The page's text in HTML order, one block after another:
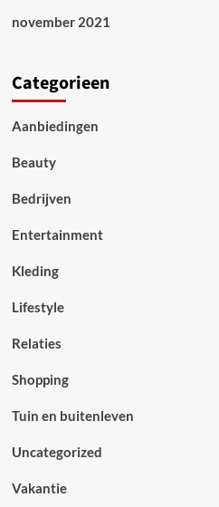
november 2021
Categorieen
Aanbiedingen
Beauty
Bedrijven
Entertainment
Kleding
Lifestyle
Relaties
Shopping
Tuin en buitenleven
Uncategorized
Vakantie